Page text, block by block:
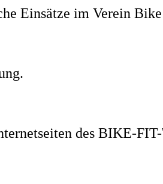
Einsätze im Verein
des BIKE-